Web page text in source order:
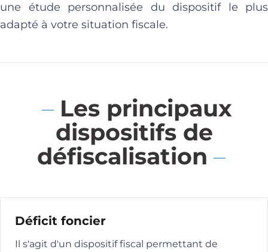
une étude personnalisée du dispositif le plus
adapté à votre situation fiscale.
Les principaux
dispositifs de
défiscalisation
Déficit foncier
Il s'agit d'un dispositif fiscal permettant de